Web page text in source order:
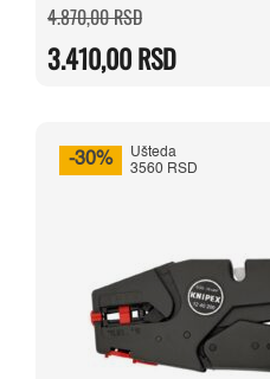
4.870,00RSDOriginalna
cena
bila:
4.870,00 RSD.
3.410,00RSD
Trenutna
cena
3.410,00 RSD.
-30%
Ušteda
3560 RSD